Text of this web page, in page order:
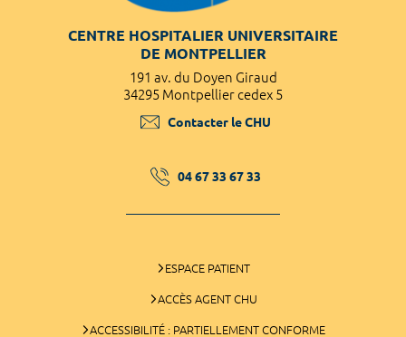
CENTRE HOSPITALIER UNIVERSITAIRE
DE MONTPELLIER
191 av. du Doyen Giraud
34295 Montpellier cedex 5
Contacter le CHU
04 67 33 67 33
ESPACE PATIENT
ACCÈS AGENT CHU
ACCESSIBILITÉ : PARTIELLEMENT CONFORME